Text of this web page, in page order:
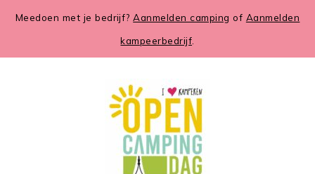
Meedoen met je bedrijf?Aanmelden camping of Aanmelden
kampeerbedrijf